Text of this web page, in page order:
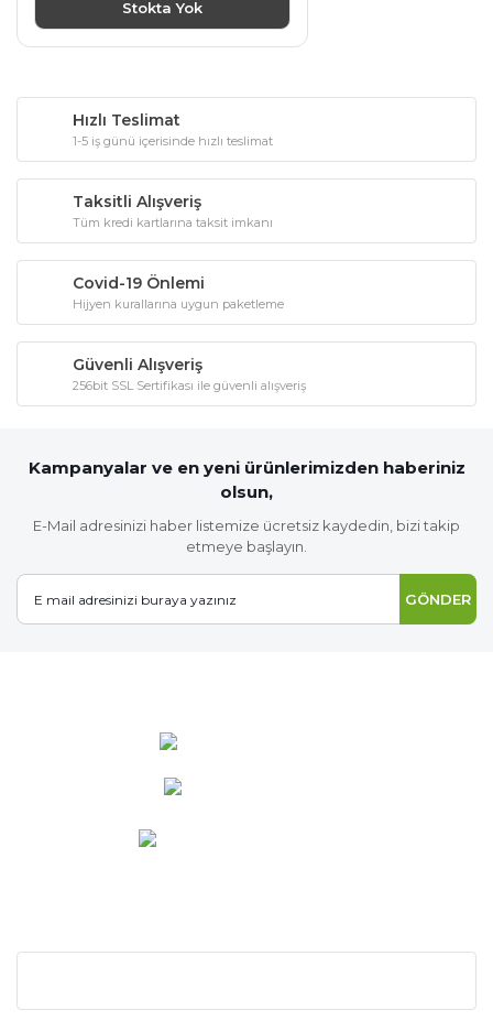
Stokta Yok
Hızlı Teslimat
1-5 iş günü içerisinde hızlı teslimat
Taksitli Alışveriş
Tüm kredi kartlarına taksit imkanı
Covid-19 Önlemi
Hijyen kurallarına uygun paketleme
Güvenli Alışveriş
256bit SSL Sertifikası ile güvenli alışveriş
Kampanyalar ve en yeni ürünlerimizden haberiniz
olsun,
E-Mail adresinizi haber listemize ücretsiz kaydedin, bizi takip
etmeye başlayın.
GÖNDER